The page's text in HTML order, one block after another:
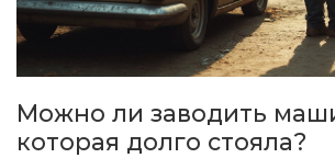
Можно ли заводить
которая долго стояла?